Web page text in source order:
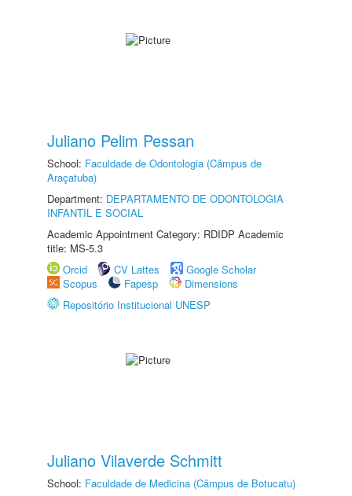
Juliano Pelim Pessan
School: Faculdade de Odontologia (Câmpus de
Araçatuba)
Department: DEPARTAMENTO DE ODONTOLOGIA
INFANTIL E SOCIAL
Academic Appointment Category: RDIDP Academic
title: MS-5.3
Orcid
CV Lattes
Google Scholar
Scopus
Fapesp
Dimensions
Repositório Institucional UNESP
Juliano Vilaverde Schmitt
School: Faculdade de Medicina (Câmpus de Botucatu)